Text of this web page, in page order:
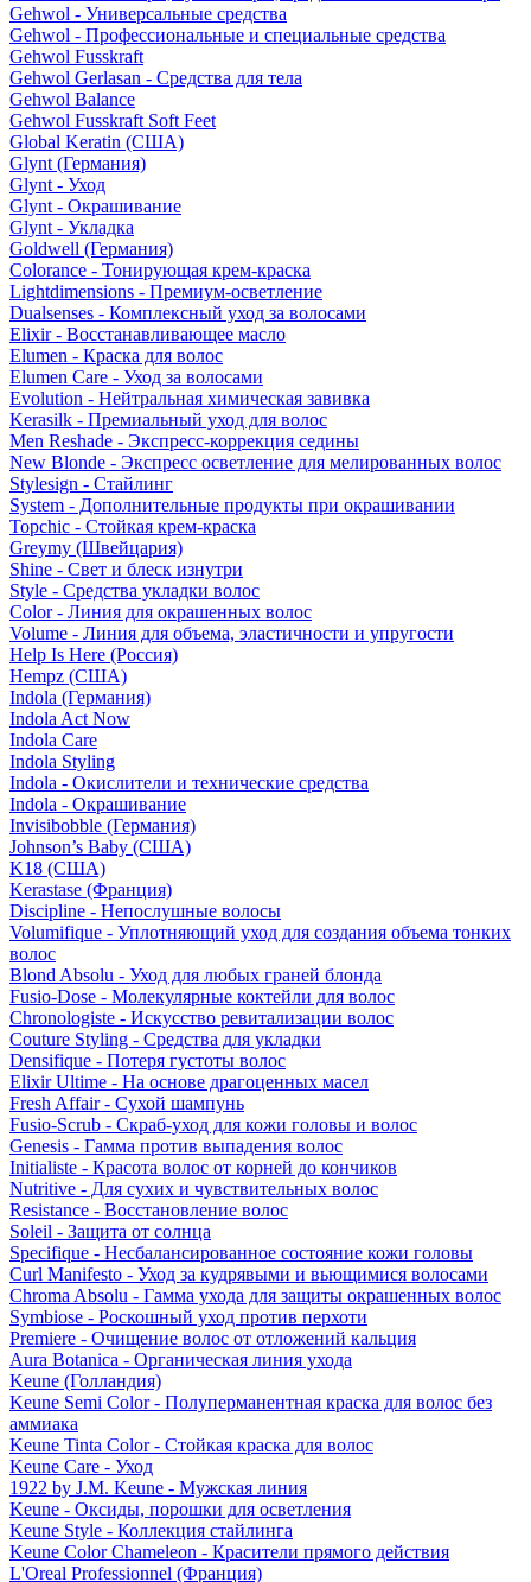
Gehwol - Универсальные средства
Gehwol - Профессиональные и специальные средства
Gehwol Fusskraft
Gehwol Gerlasan - Средства для тела
Gehwol Balance
Gehwol Fusskraft Soft Feet
Global Keratin (США)
Glynt (Германия)
Glynt - Уход
Glynt - Окрашивание
Glynt - Укладка
Goldwell (Германия)
Colorance - Тонирующая крем-краска
Lightdimensions - Премиум-осветление
Dualsenses - Комплексный уход за волосами
Elixir - Восстанавливающее масло
Elumen - Краска для волос
Elumen Care - Уход за волосами
Evolution - Нейтральная химическая завивка
Kerasilk - Премиальный уход для волос
Men Reshade - Экспресс-коррекция седины
New Blonde - Экспресс осветление для мелированных волос
Stylesign - Стайлинг
System - Дополнительные продукты при окрашивании
Topchic - Стойкая крем-краска
Greymy (Швейцария)
Shine - Свет и блеск изнутри
Style - Средства укладки волос
Color - Линия для окрашенных волос
Volume - Линия для объема, эластичности и упругости
Help Is Here (Россия)
Hempz (США)
Indola (Германия)
Indola Act Now
Indola Care
Indola Styling
Indola - Окислители и технические средства
Indola - Окрашивание
Invisibobble (Германия)
Johnson’s Baby (США)
K18 (США)
Kerastase (Франция)
Discipline - Непослушные волосы
Volumifique - Уплотняющий уход для создания объема тонких
волос
Blond Absolu - Уход для любых граней блонда
Fusio-Dose - Молекулярные коктейли для волос
Chronologiste - Искусство ревитализации волос
Couture Styling - Средства для укладки
Densifique - Потеря густоты волос
Elixir Ultime - На основе драгоценных масел
Fresh Affair - Сухой шампунь
Fusio-Scrub - Скраб-уход для кожи головы и волос
Genesis - Гамма против выпадения волос
Initialiste - Красота волос от корней до кончиков
Nutritive - Для сухих и чувствительных волос
Resistance - Восстановление волос
Soleil - Защита от солнца
Specifique - Несбалансированное состояние кожи головы
Curl Manifesto - Уход за кудрявыми и вьющимися волосами
Chroma Absolu - Гамма ухода для защиты окрашенных волос
Symbiose - Роскошный уход против перхоти
Premiere - Очищение волос от отложений кальция
Aura Botanica - Органическая линия ухода
Keune (Голландия)
Keune Semi Color - Полуперманентная краска для волос без
аммиака
Keune Tinta Color - Стойкая краска для волос
Keune Care - Уход
1922 by J.M. Keune - Мужская линия
Keune - Оксиды, порошки для осветления
Keune Style - Коллекция стайлинга
Keune Color Chameleon - Красители прямого действия
L'Oreal Professionnel (Франция)